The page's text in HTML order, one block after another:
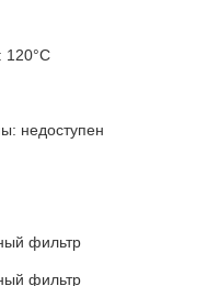
120°C
недоступен
фильтр
фильтр